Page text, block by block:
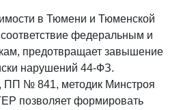
в Тюмени и Тюменской
федеральным и
предотвращает завышение
нарушений 44-ФЗ.
№ 841, методик Минстроя
позволяет формировать